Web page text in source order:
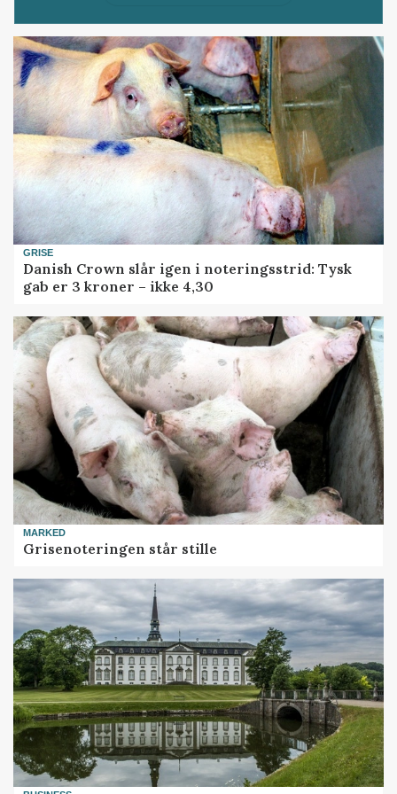
GRISE
Danish Crown slår igen i noteringsstrid: Tysk
gab er 3 kroner – ikke 4,30
MARKED
Grisenoteringen står stille